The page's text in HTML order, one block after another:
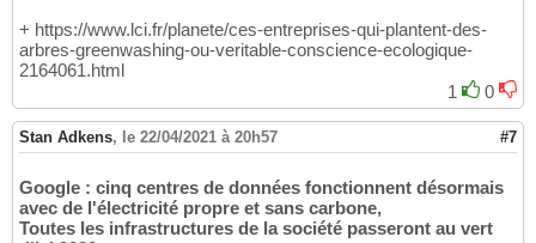
+ https://www.lci.fr/planete/ces-entreprises-qui-plantent-des-
arbres-greenwashing-ou-veritable-conscience-ecologique-
2164061.html
1
0
Stan Adkens, le 22/04/2021 à 20h57 #7
Google : cinq centres de données fonctionnent désormais
avec de l'électricité propre et sans carbone,
Toutes les infrastructures de la société passeront au vert